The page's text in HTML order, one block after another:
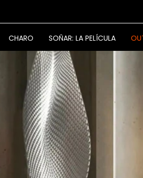
CHARO SOÑAR: LA PELÍCULA